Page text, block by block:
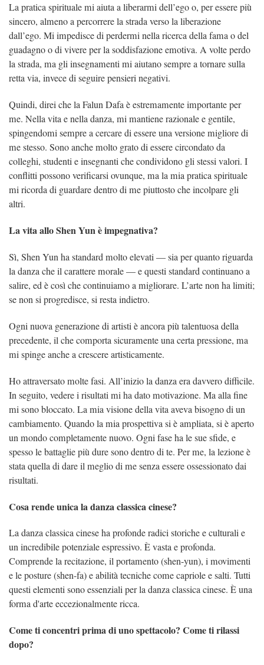
La pratica spirituale mi aiuta a liberarmi dell’ego o, per essere più
sincero, almeno a percorrere la strada verso la liberazione
dall’ego. Mi impedisce di perdermi nella ricerca della fama o del
guadagno o di vivere per la soddisfazione emotiva. A volte perdo
la strada, ma gli insegnamenti mi aiutano sempre a tornare sulla
retta via, invece di seguire pensieri negativi.
Quindi, direi che la Falun Dafa è estremamente importante per
me. Nella vita e nella danza, mi mantiene razionale e gentile,
spingendomi sempre a cercare di essere una versione migliore di
me stesso. Sono anche molto grato di essere circondato da
colleghi, studenti e insegnanti che condividono gli stessi valori. I
conflitti possono verificarsi ovunque, ma la mia pratica spirituale
mi ricorda di guardare dentro di me piuttosto che incolpare gli
altri.
La vita allo Shen Yun è impegnativa?
Sì, Shen Yun ha standard molto elevati — sia per quanto riguarda
la danza che il carattere morale — e questi standard continuano a
salire, ed è così che continuiamo a migliorare. L’arte non ha limiti;
se non si progredisce, si resta indietro.
Ogni nuova generazione di artisti è ancora più talentuosa della
precedente, il che comporta sicuramente una certa pressione, ma
mi spinge anche a crescere artisticamente.
Ho attraversato molte fasi. All’inizio la danza era davvero difficile.
In seguito, vedere i risultati mi ha dato motivazione. Ma alla fine
mi sono bloccato. La mia visione della vita aveva bisogno di un
cambiamento. Quando la mia prospettiva si è ampliata, si è aperto
un mondo completamente nuovo. Ogni fase ha le sue sfide, e
spesso le battaglie più dure sono dentro di te. Per me, la lezione è
stata quella di dare il meglio di me senza essere ossessionato dai
risultati.
Cosa rende unica la danza classica cinese?
La danza classica cinese ha profonde radici storiche e culturali e
un incredibile potenziale espressivo. È vasta e profonda.
Comprende la recitazione, il portamento (shen-yun), i movimenti
e le posture (shen-fa) e abilità tecniche come capriole e salti. Tutti
questi elementi sono essenziali per la danza classica cinese. È una
forma d'arte eccezionalmente ricca.
Come ti concentri prima di uno spettacolo? Come ti rilassi
dopo?